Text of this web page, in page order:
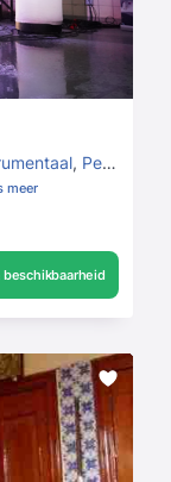
, Percussionist
meer
beschikbaarheid